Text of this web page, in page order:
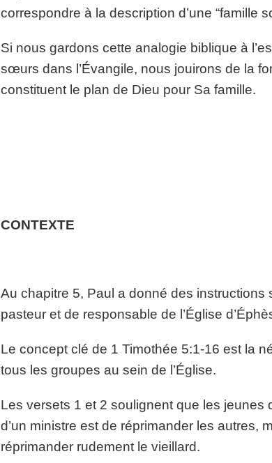
correspondre à la description d’une “famille
Si nous gardons cette analogie biblique à
sœurs dans l’Évangile, nous jouirons de la
constituent le plan de Dieu pour Sa famille.
CONTEXTE
Au chapitre 5, Paul a donné des
pasteur et de responsable de l’Église
Le concept clé de 1 Timothée 5:1-16 est la
tous les groupes au sein de l’Église.
Les versets 1 et 2 soulignent que les
d’un ministre est de réprimander les autres,
réprimander rudement le vieillard.